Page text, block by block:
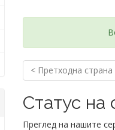
< Претходна страна
Статус на
Преглед на нашите